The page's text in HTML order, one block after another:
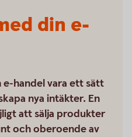
din e-
handel vara ett sätt
nya intäkter. En
att sälja produkter
och oberoende av